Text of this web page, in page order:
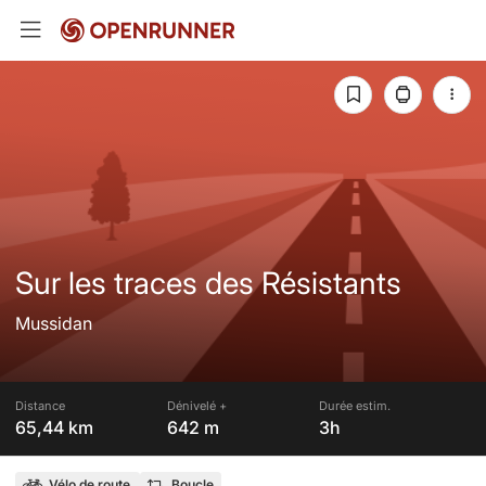
Sur les traces des Résistants
Mussidan
Distance
65,44 km
Dénivelé +
642 m
Durée estim.
3h